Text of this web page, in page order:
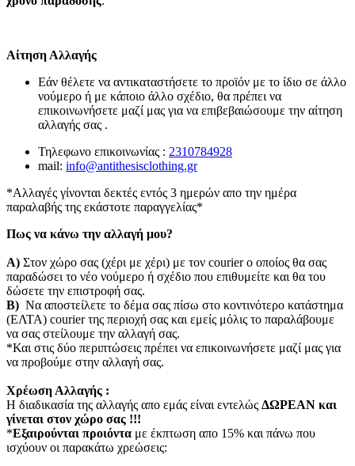
Αίτηση Αλλαγής
Εάν θέλετε να αντικαταστήσετε το προϊόν με το ίδιο σε άλλο
νούμερο ή με κάποιο άλλο σχέδιο, θα πρέπει να
επικοινωνήσετε μαζί μας για να επιβεβαιώσουμε την αίτηση
αλλαγής σας .
Τηλεφωνο επικοινωνίας : 2310784928
mail: info@antithesisclothing.gr
*Αλλαγές γίνονται δεκτές εντός 3 ημερών απο την ημέρα
παραλαβής της εκάστοτε παραγγελίας*
Πως να κάνω την αλλαγή μου?
Α) Στον χώρο σας (χέρι με χέρι) με τον courier o οποίος θα σας
παραδώσει το νέο νούμερο ή σχέδιο που επιθυμείτε και θα του
δώσετε την επιστροφή σας.
Β) Να αποστείλετε το δέμα σας πίσω στο κοντινότερο κατάστημα
(ΕΛΤΑ) courier της περιοχή σας και εμείς μόλις το παραλάβουμε
να σας στείλουμε την αλλαγή σας.
*Και στις δύο περιπτώσεις πρέπει να επικοινωνήσετε μαζί μας για
να προβούμε στην αλλαγή σας.
Χρέωση Αλλαγής :
Η διαδικασία της αλλαγής απο εμάς είναι εντελώς ΔΩΡΕΑΝ και
γίνεται στον χώρο σας !!!
*Εξαιρούνται προιόντα με έκπτωση απο 15% και πάνω που
ισχύουν οι παρακάτω χρεώσεις: